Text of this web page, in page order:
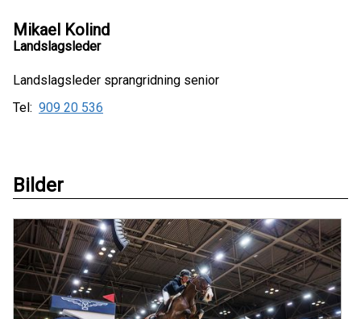
Mikael Kolind
Landslagsleder
Landslagsleder sprangridning senior
Tel: 909 20 536
Bilder